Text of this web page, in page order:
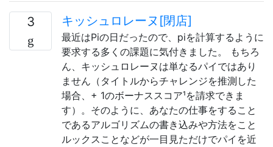
3 キッシュロレーヌ[閉店]
最近はPiの日だったので、piを計算するように
要求する多くの課題に気付きました。 もちろ
ん、キッシュロレーヌは単なるパイではあり
ません（タイトルからチャレンジを推測した
場合、+ 1のボーナススコア¹を請求できま
す）。そのように、あなたの仕事をすること
であるアルゴリズムの書き込みや方法をこと
ルックスことなどが一目見ただけでパイを近